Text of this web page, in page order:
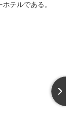
テルである。